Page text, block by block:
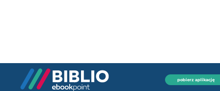
pobierz aplikację